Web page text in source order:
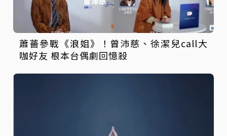
蕭薔參戰《浪姐》！曾沛慈、徐潔兒call大
咖好友 根本台偶劇回憶殺